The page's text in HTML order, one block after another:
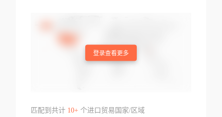
登录查看更多
匹配到共计 10+个进口贸易国家/区域